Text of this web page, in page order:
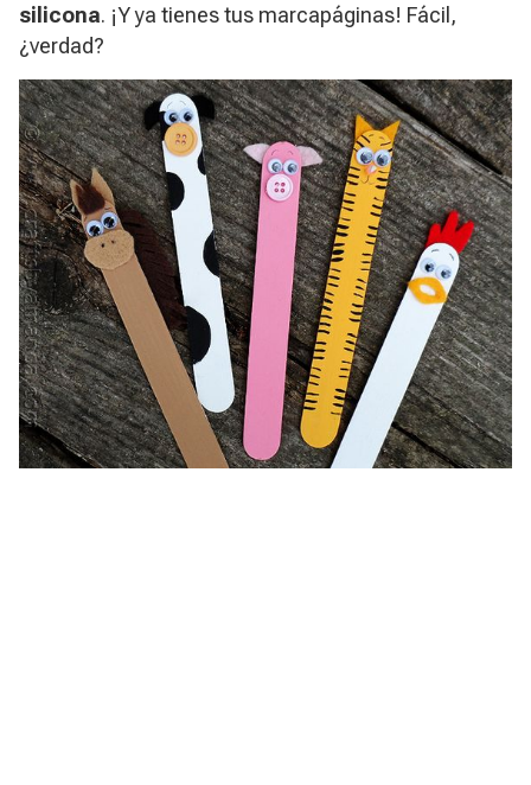
silicona. ¡Y ya tienes tus marcapáginas! Fácil,
¿verdad?